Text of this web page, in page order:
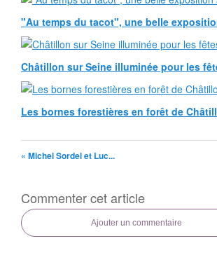
"Au temps du tacot", une belle
Châtillon sur Seine illuminée pour les
Les bornes forestières en forêt de
« Michel Sordel et Luc...
Commenter cet article
Ajouter un commentaire